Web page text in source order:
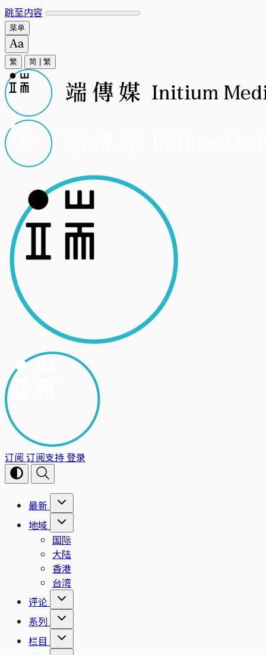
跳至内容
菜单
繁 简 繁
订阅 订阅支持登录
最新
地域
国际
大陆
香港
台湾
评论
系列
栏目